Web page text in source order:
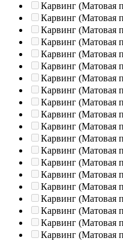
Карвинг (Матовая
Карвинг (Матовая
Карвинг (Матовая
Карвинг (Матовая
Карвинг (Матовая
Карвинг (Матовая
Карвинг (Матовая
Карвинг (Матовая
Карвинг (Матовая
Карвинг (Матовая
Карвинг (Матовая
Карвинг (Матовая
Карвинг (Матовая
Карвинг (Матовая
Карвинг (Матовая
Карвинг (Матовая
Карвинг (Матовая
Карвинг (Матовая
Карвинг (Матовая
Карвинг (Матовая